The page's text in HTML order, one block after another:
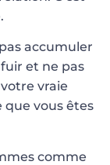
accumuler
et ne pas
vraie
que vous êtes
comme